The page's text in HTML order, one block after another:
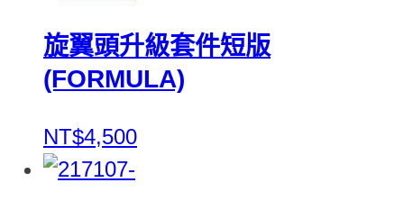
旋翼頭升級套件短版
(FORMULA)
NT$4,500